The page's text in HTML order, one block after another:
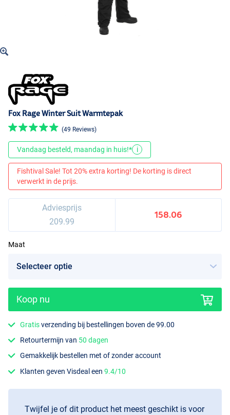
Fox Rage Winter Suit Warmtepak
(49 Reviews)
Vandaag besteld, maandag in huis!* i
Fishtival Sale! Tot 20% extra korting! De korting is direct
verwerkt in de prijs.
Adviesprijs
209.99
158.06
Maat
Koop nu
Gratisverzending bij bestellingen boven de 99.00
Retourtermijn van 50 dagen
Gemakkelijk bestellen met of zonder account
Klanten geven Visdeal een9.4/10
Twijfel je of dit product het meest geschikt is voor